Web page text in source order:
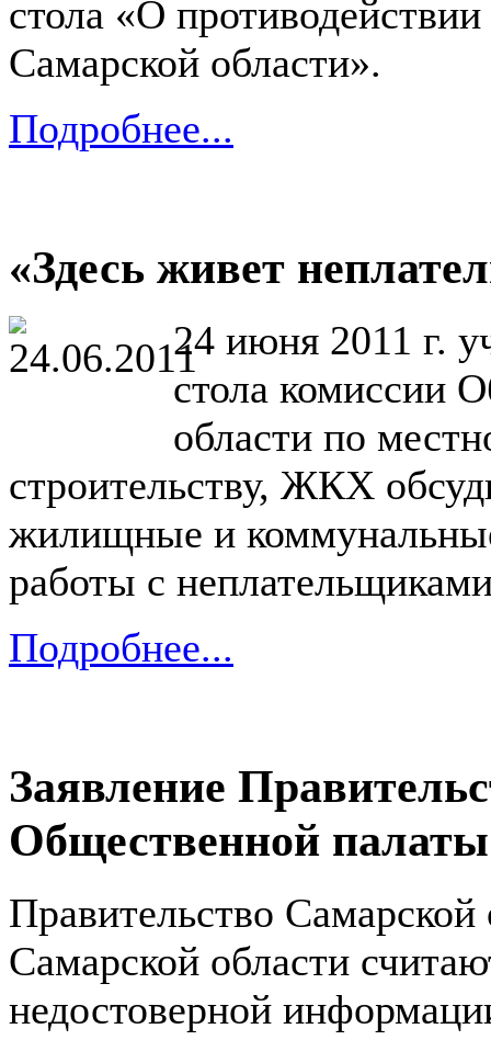
стола «О
Самарской области».
Подробнее...
«Здесь живет
24 июня 2011 г.
стола комиссии
области по
строительству, ЖКХ
жилищные и
работы с
Подробнее...
Заявление
Общественной
Правительство
Самарской области
недостоверной